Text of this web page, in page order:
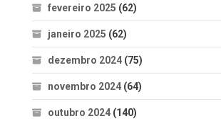
fevereiro 2025 (62)
janeiro 2025 (62)
dezembro 2024 (75)
novembro 2024 (64)
outubro 2024 (140)